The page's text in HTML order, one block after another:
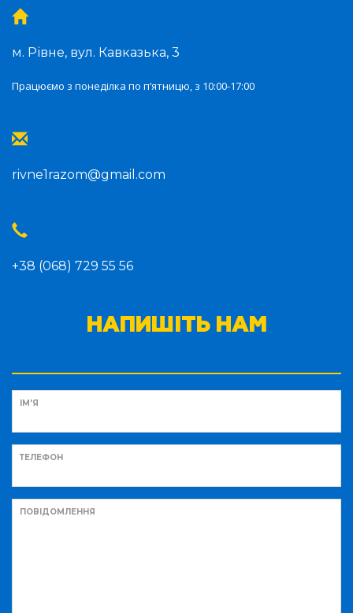
м. Рівне, вул. Кавказька, 3
Працюємо з понеділка по п‘ятницю, з 10:00-17:00
rivne1razom@gmail.com
+38 (068) 729 55 56
НАПИШІТЬ НАМ
ІМ'Я
ТЕЛЕФОН
ПОВІДОМЛЕННЯ